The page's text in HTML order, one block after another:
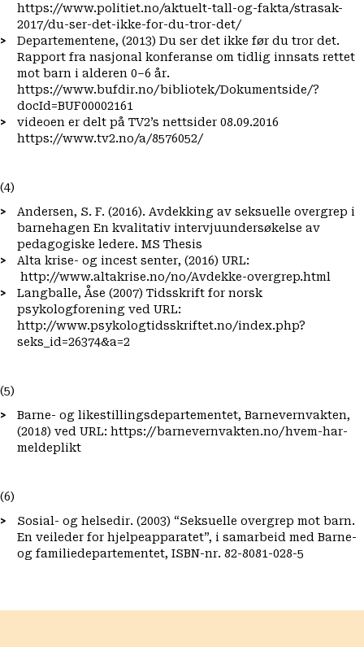
https://www.politiet.no/aktuelt-tall-og-fakta/strasak-
2017/du-ser-det-ikke-for-du-tror-det/
Departementene, (2013) Du ser det ikke før du tror det.
Rapport fra nasjonal konferanse om tidlig innsats rettet
mot barn i alderen 0–6 år.
https://www.bufdir.no/bibliotek/Dokumentside/?
docId=BUF00002161
videoen er delt på TV2’s nettsider 08.09.2016
https://www.tv2.no/a/8576052/
(4)
Andersen, S. F. (2016). Avdekking av seksuelle overgrep i
barnehagen En kvalitativ intervjuundersøkelse av
pedagogiske ledere. MS Thesis
Alta krise- og incest senter, (2016) URL:
http://www.altakrise.no/no/Avdekke-overgrep.html
Langballe, Åse (2007) Tidsskrift for norsk
psykologforening ved URL:
http://www.psykologtidsskriftet.no/index.php?
seks_id=26374&a=2
(5)
Barne- og likestillingsdepartementet, Barnevernvakten,
(2018) ved URL: https://barnevernvakten.no/hvem-har-
meldeplikt
(6)
Sosial- og helsedir. (2003) “Seksuelle overgrep mot barn.
En veileder for hjelpeapparatet”, i samarbeid med Barne-
og familiedepartementet, ISBN-nr. 82-8081-028-5